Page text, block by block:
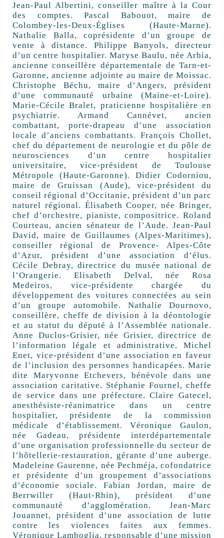
Jean-Paul Albertini, conseiller maître à la Cour
des comptes. Pascal Babouot, maire de
Colombey-les-Deux-Églises (Haute-Marne).
Nathalie Balla, coprésidente d’un groupe de
vente à distance. Philippe Banyols, directeur
d’un centre hospitalier. Maryse Baulu, née Arbia,
ancienne conseillère départementale de Tarn-et-
Garonne, ancienne adjointe au maire de Moissac.
Christophe Béchu, maire d’Angers, président
d’une communauté urbaine (Maine-et-Loire).
Marie-Cécile Bralet, praticienne hospitalière en
psychiatrie. Armand Cannévet, ancien
combattant, porte-drapeau d’une association
locale d’anciens combattants. François Chollet,
chef du département de neurologie et du pôle de
neurosciences d’un centre hospitalier
universitaire, vice-président de Toulouse
Métropole (Haute-Garonne). Didier Codorniou,
maire de Gruissan (Aude), vice-président du
conseil régional d’Occitanie, président d’un parc
naturel régional. Élisabeth Cooper, née Bringer,
chef d’orchestre, pianiste, compositrice. Roland
Courteau, ancien sénateur de l’Aude. Jean-Paul
David, maire de Guillaumes (Alpes-Maritimes),
conseiller régional de Provence- Alpes-Côte
d’Azur, président d’une association d’élus.
Cécile Debray, directrice du musée national de
l’Orangerie. Elisabeth Delval, née Rosa
Medeiros, vice-présidente chargée du
développement des voitures connectées au sein
d’un groupe automobile. Nathalie Dournovo,
conseillère, cheffe de division à la déontologie
et au statut du député à l’Assemblée nationale.
Anne Duclos-Grisier, née Grisier, directrice de
l’information légale et administrative. Michel
Enet, vice-président d’une association en faveur
de l’inclusion des personnes handicapées. Marie
dite Maryvonne Etchevers, bénévole dans une
association caritative. Stéphanie Fournel, cheffe
de service dans une préfecture. Claire Gatecel,
anesthésiste-réanimatrice dans un centre
hospitalier, présidente de la commission
médicale d’établissement. Véronique Gaulon,
née Gadeau, présidente interdépartementale
d’une organisation professionnelle du secteur de
l’hôtellerie-restauration, gérante d’une auberge.
Madeleine Gaurenne, née Pechméja, cofondatrice
et présidente d’un groupement d’associations
d’économie sociale. Fabian Jordan, maire de
Berrwiller (Haut-Rhin), président d’une
communauté d’agglomération. Jean-Marc
Jouannet, président d’une association de lutte
contre les violences faites aux femmes.
Véronique Lamboglia, responsable d’une mission